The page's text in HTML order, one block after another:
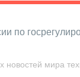
по
новостей мира